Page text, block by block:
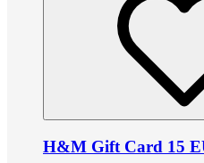
H&M Gift Card 15